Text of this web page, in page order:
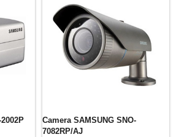
Camera SAMSUNG SNO-
7082RP/AJ